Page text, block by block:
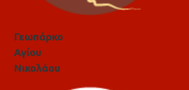
Γεωπάρκο
Αγίου
Νικολάου